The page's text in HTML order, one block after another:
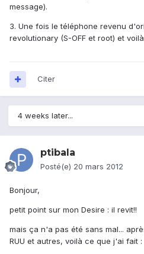
message).
3. Une fois le téléphone revenu
revolutionary (S-OFF et root) et
Citer
4 weeks later...
ptibala
Posté(e) 20 mars 2012
Bonjour,
petit point sur mon Desire : il revit!!
mais ça n'a pas été sans mal...
RUU et autres, voilà ce que j'ai fait :